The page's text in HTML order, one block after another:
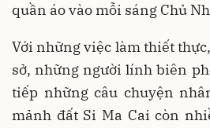
quần áo vào mỗi sáng Chủ
Với những việc làm thiết
sở, những người lính biên
tiếp những câu chuyện
mảnh đất Si Ma Cai còn